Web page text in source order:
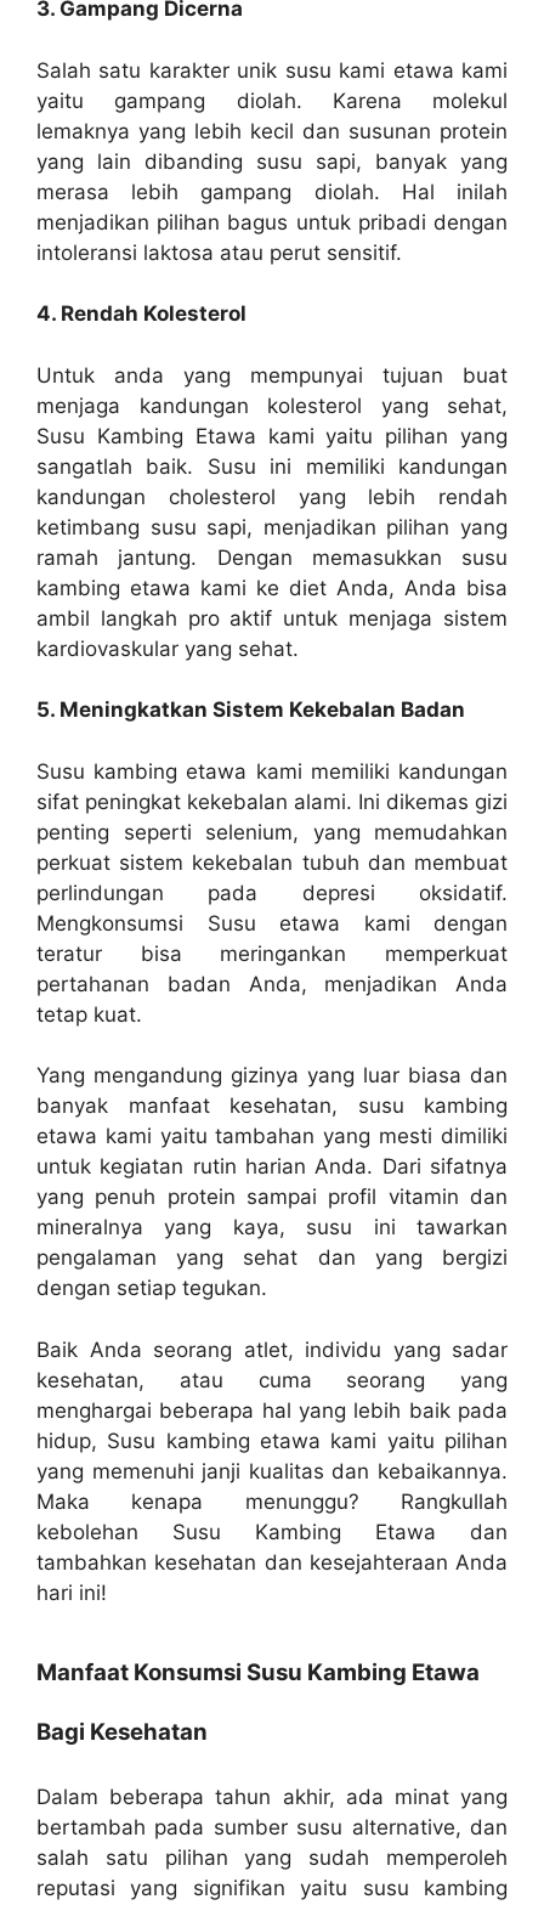
3. Gampang Dicerna
Salah satu karakter unik susu kami etawa kami
yaitu gampang diolah. Karena molekul
lemaknya yang lebih kecil dan susunan protein
yang lain dibanding susu sapi, banyak yang
merasa lebih gampang diolah. Hal inilah
menjadikan pilihan bagus untuk pribadi dengan
intoleransi laktosa atau perut sensitif.
4. Rendah Kolesterol
Untuk anda yang mempunyai tujuan buat
menjaga kandungan kolesterol yang sehat,
Susu Kambing Etawa kami yaitu pilihan yang
sangatlah baik. Susu ini memiliki kandungan
kandungan cholesterol yang lebih rendah
ketimbang susu sapi, menjadikan pilihan yang
ramah jantung. Dengan memasukkan susu
kambing etawa kami ke diet Anda, Anda bisa
ambil langkah pro aktif untuk menjaga sistem
kardiovaskular yang sehat.
5. Meningkatkan Sistem Kekebalan Badan
Susu kambing etawa kami memiliki kandungan
sifat peningkat kekebalan alami. Ini dikemas gizi
penting seperti selenium, yang memudahkan
perkuat sistem kekebalan tubuh dan membuat
perlindungan pada depresi oksidatif.
Mengkonsumsi Susu etawa kami dengan
teratur bisa meringankan memperkuat
pertahanan badan Anda, menjadikan Anda
tetap kuat.
Yang mengandung gizinya yang luar biasa dan
banyak manfaat kesehatan, susu kambing
etawa kami yaitu tambahan yang mesti dimiliki
untuk kegiatan rutin harian Anda. Dari sifatnya
yang penuh protein sampai profil vitamin dan
mineralnya yang kaya, susu ini tawarkan
pengalaman yang sehat dan yang bergizi
dengan setiap tegukan.
Baik Anda seorang atlet, individu yang sadar
kesehatan, atau cuma seorang yang
menghargai beberapa hal yang lebih baik pada
hidup, Susu kambing etawa kami yaitu pilihan
yang memenuhi janji kualitas dan kebaikannya.
Maka kenapa menunggu? Rangkullah
kebolehan Susu Kambing Etawa dan
tambahkan kesehatan dan kesejahteraan Anda
hari ini!
Manfaat Konsumsi Susu Kambing Etawa
Bagi Kesehatan
Dalam beberapa tahun akhir, ada minat yang
bertambah pada sumber susu alternative, dan
salah satu pilihan yang sudah memperoleh
reputasi yang signifikan yaitu susu kambing